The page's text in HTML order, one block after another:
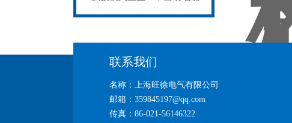
联系我们
名称：上海旺徐电气有限公司
邮箱：359845197@qq.com
传真：86-021-56146322